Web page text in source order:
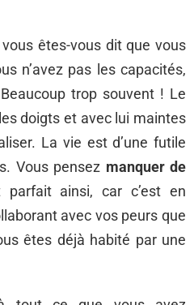
êtes-vous dit que vous
n’avez pas les capacités,
trop souvent ! Le
doigts et avec lui maintes
La vie est d’une futile
Vous pensez manquer de
parfait ainsi, car c’est en
avec vos peurs que
êtes déjà habité par une